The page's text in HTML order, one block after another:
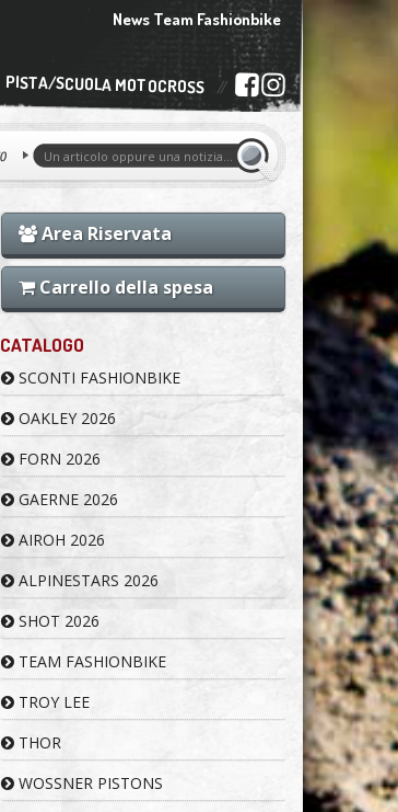
News Team Fashionbike
PISTA/SCUOLA MOTOCROSS
Area Riservata
Carrello della spesa
CATALOGO
SCONTI FASHIONBIKE
OAKLEY 2026
FORN 2026
GAERNE 2026
AIROH 2026
ALPINESTARS 2026
SHOT 2026
TEAM FASHIONBIKE
TROY LEE
THOR
WOSSNER PISTONS